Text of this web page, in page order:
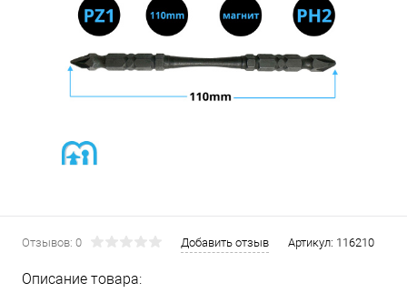
Отзывов: 0 Добавить отзыв Артикул: 116210
Описание товара: